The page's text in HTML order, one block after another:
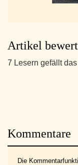
Artikel
7 Lesern gefällt das
Kommentare
Die